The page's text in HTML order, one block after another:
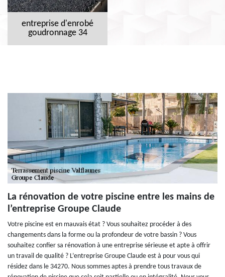
entreprise d'enrobé
goudronnage 34
La rénovation de votre piscine entre les mains de
l’entreprise Groupe Claude
Votre piscine est en mauvais état ? Vous souhaitez procéder à des
changements dans la forme ou la profondeur de votre bassin ? Vous
souhaitez confier sa rénovation à une entreprise sérieuse et apte à offrir
un travail de qualité ? L’entreprise Groupe Claude est à pour vous qui
résidez dans le 34270. Nous sommes aptes à prendre tous travaux de